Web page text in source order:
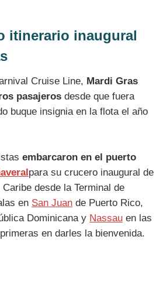
itinerario inaugural
Cruise Line, Mardi Gras
pasajeros desde que fuera
buque insignia en la flota el año
embarcaron en el puerto
para su crucero inaugural de
desde la Terminal de
en San Juan de Puerto Rico,
Dominicana y Nassau en las
en darles la bienvenida.